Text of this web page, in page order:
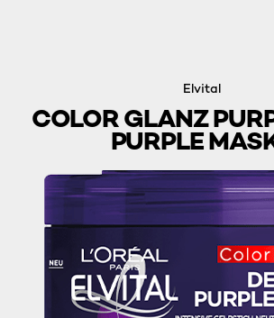
Elvital
COLOR GLANZ
PURPLE